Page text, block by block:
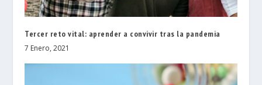
Tercer reto vital: aprender a convivir tras la pandemia
7 Enero, 2021